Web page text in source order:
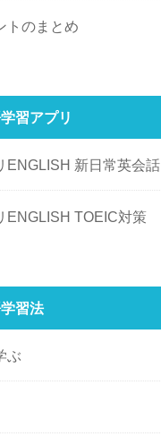
トのまとめ
習アプリ
ENGLISH 新日常英会話
ENGLISH TOEIC対策
習法
ぶ